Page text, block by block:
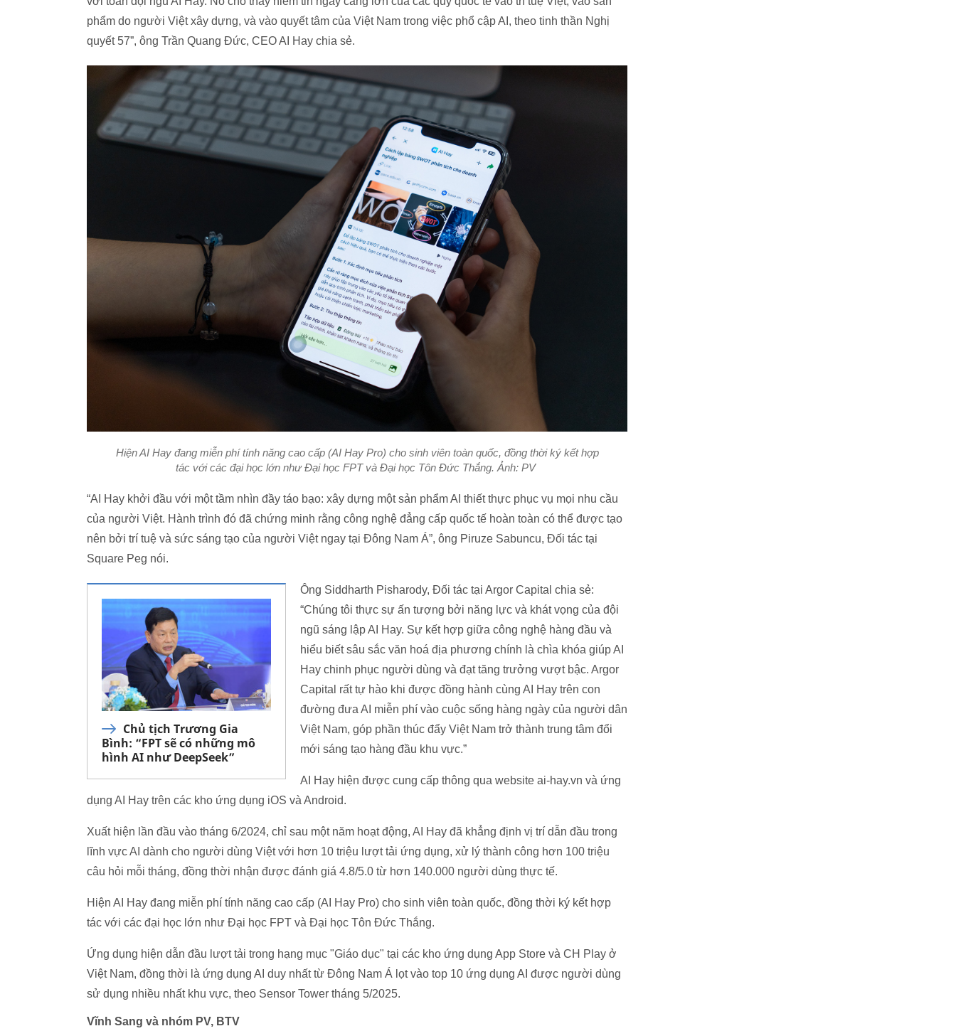
phẩm do người Việt xây dựng, và vào quyết tâm của Việt Nam trong việc phổ cập AI, theo tinh thần Nghị
quyết 57”, ông Trần Quang Đức, CEO AI Hay chia sẻ.
Hiện AI Hay đang miễn phí tính năng cao cấp (AI Hay Pro) cho sinh viên toàn quốc, đồng thời ký kết hợp
tác với các đại học lớn như Đại học FPT và Đại học Tôn Đức Thắng. Ảnh: PV
“AI Hay khởi đầu với một tầm nhìn đầy táo bạo: xây dựng một sản phẩm AI thiết thực phục vụ mọi nhu cầu
của người Việt. Hành trình đó đã chứng minh rằng công nghệ đẳng cấp quốc tế hoàn toàn có thể được tạo
nên bởi trí tuệ và sức sáng tạo của người Việt ngay tại Đông Nam Á”, ông Piruze Sabuncu, Đối tác tại
Square Peg nói.
Chủ tịch Trương Gia
Bình: “FPT sẽ có những mô
hình AI như DeepSeek”
Ông Siddharth Pisharody, Đối tác tại Argor Capital chia sẻ:
“Chúng tôi thực sự ấn tượng bởi năng lực và khát vọng của đội
ngũ sáng lập AI Hay. Sự kết hợp giữa công nghệ hàng đầu và
hiểu biết sâu sắc văn hoá địa phương chính là chìa khóa giúp AI
Hay chinh phục người dùng và đạt tăng trưởng vượt bậc. Argor
Capital rất tự hào khi được đồng hành cùng AI Hay trên con
đường đưa AI miễn phí vào cuộc sống hàng ngày của người dân
Việt Nam, góp phần thúc đẩy Việt Nam trở thành trung tâm đổi
mới sáng tạo hàng đầu khu vực.”
AI Hay hiện được cung cấp thông qua website ai-hay.vn và ứng
dụng AI Hay trên các kho ứng dụng iOS và Android.
Xuất hiện lần đầu vào tháng 6/2024, chỉ sau một năm hoạt động, AI Hay đã khẳng định vị trí dẫn đầu trong
lĩnh vực AI dành cho người dùng Việt với hơn 10 triệu lượt tải ứng dụng, xử lý thành công hơn 100 triệu
câu hỏi mỗi tháng, đồng thời nhận được đánh giá 4.8/5.0 từ hơn 140.000 người dùng thực tế.
Hiện AI Hay đang miễn phí tính năng cao cấp (AI Hay Pro) cho sinh viên toàn quốc, đồng thời ký kết hợp
tác với các đại học lớn như Đại học FPT và Đại học Tôn Đức Thắng.
Ứng dụng hiện dẫn đầu lượt tải trong hạng mục "Giáo dục" tại các kho ứng dụng App Store và CH Play ở
Việt Nam, đồng thời là ứng dụng AI duy nhất từ Đông Nam Á lọt vào top 10 ứng dụng AI được người dùng
sử dụng nhiều nhất khu vực, theo Sensor Tower tháng 5/2025.
Vĩnh Sang và nhóm PV, BTV